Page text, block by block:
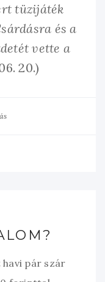
tüzijáték
és a
vette a
20.)
pár szár